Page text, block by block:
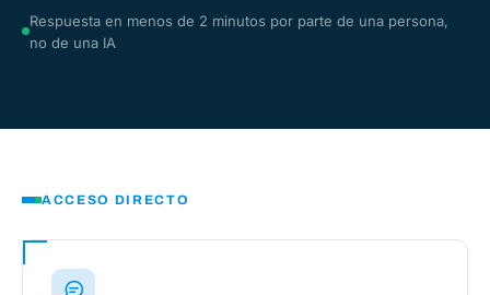
Respuesta en menos de 2 minutos por parte de una persona,
no de una IA
ACCESO DIRECTO